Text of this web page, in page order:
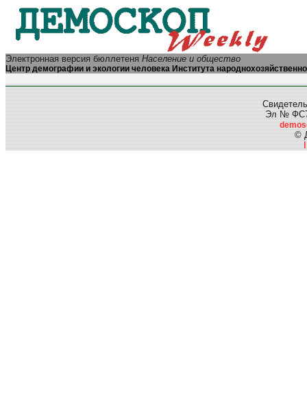
Электронная версия бюллетеня Население и общество
Центр демографии и экологии человека Института
Эл №
©